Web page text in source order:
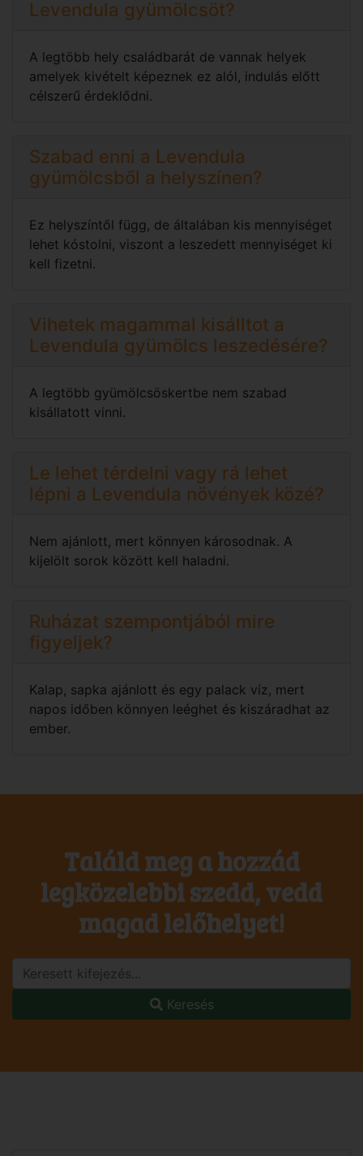
Levendula gyümölcsöt?
A legtöbb hely családbarát de vannak helyek
amelyek kivételt képeznek ez alól, indulás előtt
célszerű érdeklődni.
Szabad enni a Levendula
gyümölcsből a helyszínen?
Ez helyszíntől függ, de általában kis mennyiséget
lehet kóstolni, viszont a leszedett mennyiséget ki
kell fizetni.
Vihetek magammal kisálltot a
Levendula gyümölcs leszedésére?
A legtöbb gyümölcsöskertbe nem szabad
kisállatott vinni.
Le lehet térdelni vagy rá lehet
lépni a Levendula növények közé?
Nem ajánlott, mert könnyen károsodnak. A
kijelölt sorok között kell haladni.
Ruházat szempontjából mire
figyeljek?
Kalap, sapka ajánlott és egy palack víz, mert
napos időben könnyen leéghet és kiszáradhat az
ember.
Találd meg a hozzád
legközelebbi szedd, vedd
magad lelőhelyet!
Keresés